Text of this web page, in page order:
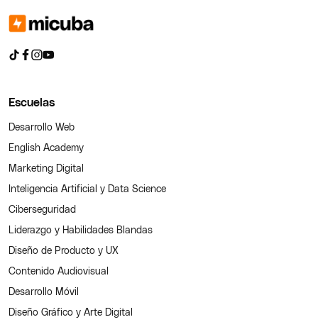
Escuelas
Desarrollo Web
English Academy
Marketing Digital
Inteligencia Artificial y Data Science
Ciberseguridad
Liderazgo y Habilidades Blandas
Diseño de Producto y UX
Contenido Audiovisual
Desarrollo Móvil
Diseño Gráfico y Arte Digital